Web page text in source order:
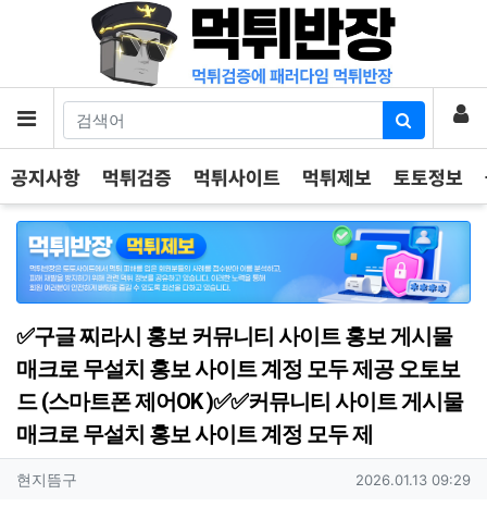
메뉴 로
공지사항 먹튀검증 먹튀사이트 먹튀제보 토토정보
✅구글 찌라시 홍보 커뮤니티 사이트 홍보 게시물
매크로 무설치 홍보 사이트 계정 모두 제공 오토보
드 (스마트폰 제어OK )✅✅커뮤니티 사이트 게시물
매크로 무설치 홍보 사이트 계정 모두 제
작성자 정보
현지뜸구 작성일
2026.01.13 09:29